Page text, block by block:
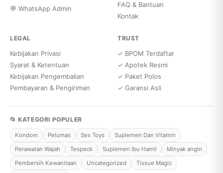
💬 WhatsApp Admin
FAQ & Bantuan
Kontak
LEGAL
Kebijakan Privasi
Syarat & Ketentuan
Kebijakan Pengembalian
Pembayaran & Pengiriman
TRUST
✓ BPOM Terdaftar
✓ Apotek Resmi
✓ Paket Polos
✓ Garansi Asli
📂 KATEGORI POPULER
Kondom Pelumas Sex Toys
Suplemen Dan Vitamin
Perawatan Wajah
Tespeck Suplemen Ibu Hamil
Minyak angin
Pembersih Kewanitaan
Uncategorized
Tissue Magic